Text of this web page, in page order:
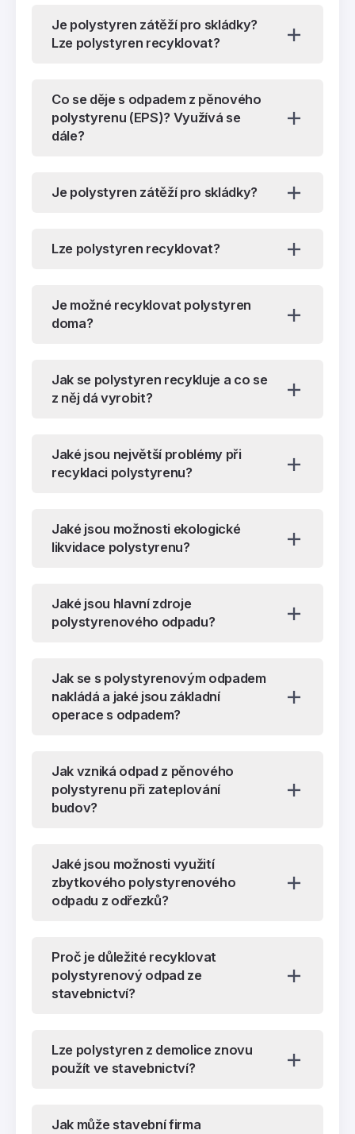
Je polystyren zátěží pro skládky?
Lze polystyren recyklovat?
Co se děje s odpadem z pěnového
polystyrenu (EPS)? Využívá se
dále?
Je polystyren zátěží pro skládky?
Lze polystyren recyklovat?
Je možné recyklovat polystyren
doma?
Jak se polystyren recykluje a co se
z něj dá vyrobit?
Jaké jsou největší problémy při
recyklaci polystyrenu?
Jaké jsou možnosti ekologické
likvidace polystyrenu?
Jaké jsou hlavní zdroje
polystyrenového odpadu?
Jak se s polystyrenovým odpadem
nakládá a jaké jsou základní
operace s odpadem?
Jak vzniká odpad z pěnového
polystyrenu při zateplování
budov?
Jaké jsou možnosti využití
zbytkového polystyrenového
odpadu z odřezků?
Proč je důležité recyklovat
polystyrenový odpad ze
stavebnictví?
Lze polystyren z demolice znovu
použít ve stavebnictví?
Jak může stavební firma